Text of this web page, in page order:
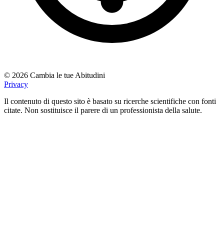
© 2026 Cambia le tue Abitudini
Privacy
Il contenuto di questo sito è basato su ricerche scientifiche con fonti
citate. Non sostituisce il parere di un professionista della salute.